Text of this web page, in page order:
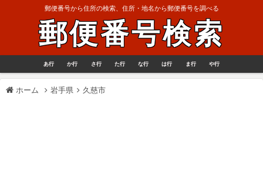
郵便番号から住所の検索、住所・地名から郵便番号を調べる
郵便番号検索
あ行 か行 さ行 た行 な行 は行 ま行 や行
ホーム 岩手県 久慈市